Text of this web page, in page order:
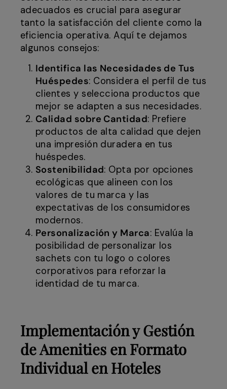
adecuados es crucial para asegurar
tanto la satisfacción del cliente como la
eficiencia operativa. Aquí te dejamos
algunos consejos:
Identifica las Necesidades de Tus
Huéspedes: Considera el perfil de tus
clientes y selecciona productos que
mejor se adapten a sus necesidades.
Calidad sobre Cantidad: Prefiere
productos de alta calidad que dejen
una impresión duradera en tus
huéspedes.
Sostenibilidad: Opta por opciones
ecológicas que alineen con los
valores de tu marca y las
expectativas de los consumidores
modernos.
Personalización y Marca: Evalúa la
posibilidad de personalizar los
sachets con tu logo o colores
corporativos para reforzar la
identidad de tu marca.
Implementación y Gestión
de Amenities en Formato
Individual en Hoteles